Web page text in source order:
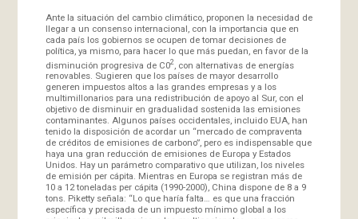
Ante la situación del cambio climático, proponen la necesidad de
llegar a un consenso internacional, con la importancia que en
cada país los gobiernos se ocupen de tomar decisiones de
política, ya mismo, para hacer lo que más puedan, en favor de la
disminución progresiva de C02, con alternativas de energías
renovables. Sugieren que los países de mayor desarrollo
generen impuestos altos a las grandes empresas y a los
multimillonarios para una redistribución de apoyo al Sur, con el
objetivo de disminuir en gradualidad sostenida las emisiones
contaminantes. Algunos países occidentales, incluido EUA, han
tenido la disposición de acordar un “mercado de compraventa
de créditos de emisiones de carbono”, pero es indispensable que
haya una gran reducción de emisiones de Europa y Estados
Unidos. Hay un parámetro comparativo que utilizan, los niveles
de emisión per cápita. Mientras en Europa se registran más de
10 a 12 toneladas per cápita (1990-2000), China dispone de 8 a 9
tons. Piketty señala: “Lo que haría falta… es que una fracción
específica y precisada de un impuesto mínimo global a los